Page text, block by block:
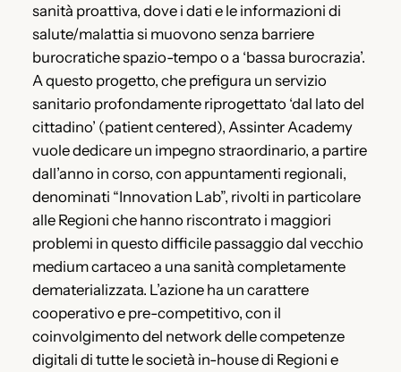
sanità proattiva, dove i dati e le informazioni di
salute/malattia si muovono senza barriere
burocratiche spazio-tempo o a ‘bassa burocrazia’.
A questo progetto, che prefigura un servizio
sanitario profondamente riprogettato ‘dal lato del
cittadino’ (patient centered), Assinter Academy
vuole dedicare un impegno straordinario, a partire
dall’anno in corso, con appuntamenti regionali,
denominati “Innovation Lab”, rivolti in particolare
alle Regioni che hanno riscontrato i maggiori
problemi in questo difficile passaggio dal vecchio
medium cartaceo a una sanità completamente
dematerializzata. L’azione ha un carattere
cooperativo e pre-competitivo, con il
coinvolgimento del network delle competenze
digitali di tutte le società in-house di Regioni e